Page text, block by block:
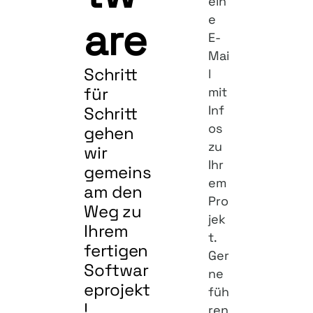
are
Schritt
für
Schritt
gehen
wir
gemeins
am den
Weg zu
Ihrem
fertigen
Softwar
eprojekt
e
E-
Mai
l
mit
Inf
os
zu
Ihr
em
Pro
jek
t.
Ger
ne
füh